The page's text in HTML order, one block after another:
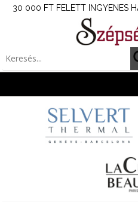
30 000 FT FELETT INGYENES